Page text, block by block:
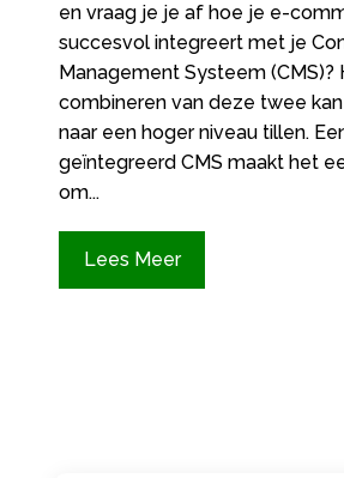
en vraag je je af hoe je e-
succesvol integreert met je
Management Systeem (CMS)?
combineren van deze twee
naar een hoger niveau tillen.​
geïntegreerd CMS maakt het
om...
Lees Meer